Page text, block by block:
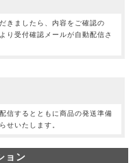
きましたら、内容をご確認の
り受付確認メールが自動配信さ
信するとともに商品の発送準備
せいたします。
ョン